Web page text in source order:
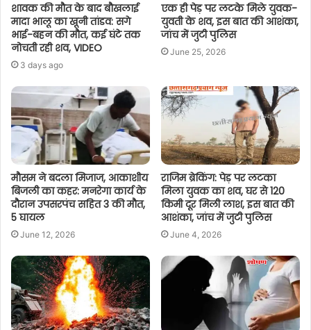
शावक की मौत के बाद बौखलाई
मादा भालू का खूनी तांडव: सगे
भाई-बहन की मौत, कई घंटे तक
नोचती रही शव, VIDEO
3 days ago
एक ही पेड़ पर लटके मिले युवक-
युवती के शव, इस बात की आशंका,
जांच में जुटी पुलिस
June 25, 2026
मौसम ने बदला मिजाज, आकाशीय
बिजली का कहर: मनरेगा कार्य के
दौरान उपसरपंच सहित 3 की मौत,
5 घायल
June 12, 2026
राजिम ब्रेकिंग: पेड़ पर लटका
मिला युवक का शव, घर से 120
किमी दूर मिली लाश, इस बात की
आशंका, जांच में जुटी पुलिस
June 4, 2026